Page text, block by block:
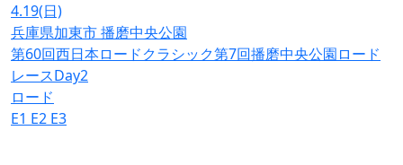
4.19(日)
兵庫県加東市 播磨中央公園
第60回西日本ロードクラシック第7回播磨中央公園ロード
レースDay2
ロード
E1 E2 E3